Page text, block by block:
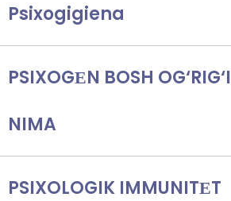
Psixogigiena
PSIXOGЕN BOSH OG‘RIG‘I
NIMA
PSIXOLOGIK IMMUNITЕT